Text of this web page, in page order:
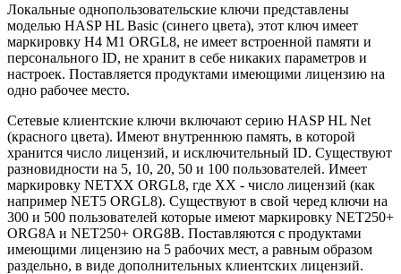
Локальные однопользовательские ключи представлены
моделью HASP HL Basic (синего цвета), этот ключ имеет
маркировку H4 M1 ORGL8, не имеет встроенной памяти и
персонального ID, не хранит в себе никаких параметров и
настроек. Поставляется продуктами имеющими лицензию на
одно рабочее место.
Сетевые клиентские ключи включают серию HASP HL Net
(красного цвета). Имеют внутреннюю память, в которой
хранится число лицензий, и исключительный ID. Существуют
разновидности на 5, 10, 20, 50 и 100 пользователей. Имеет
маркировку NETXX ORGL8, где ХX - число лицензий (как
например NET5 ORGL8). Существуют в свой черед ключи на
300 и 500 пользователей которые имеют маркировку NET250+
ORG8A и NET250+ ORG8B. Поставляются с продуктами
имеющими лицензию на 5 рабочих мест, а равным образом
раздельно, в виде дополнительных клиентских лицензий.